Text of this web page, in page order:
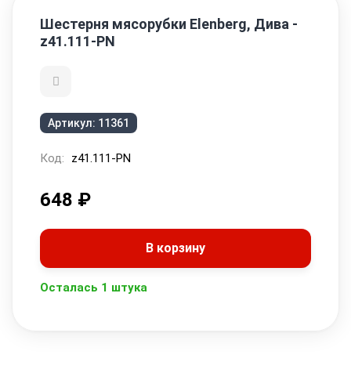
Шестерня мясорубки Elenberg, Дива -
z41.111-PN
Артикул: 11361
Код: z41.111-PN
648 ₽
В корзину
Осталась 1 штука